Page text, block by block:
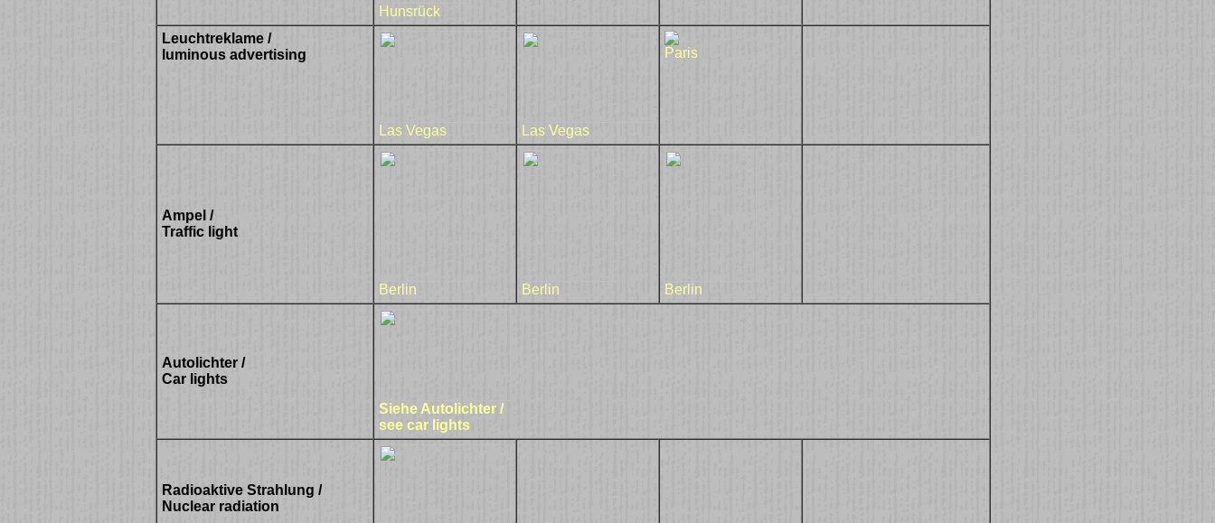
Hunsrück
Leuchtreklame /
luminous advertising
Las Vegas Las Vegas
Paris
Ampel /
Traffic light
Berlin Berlin Berlin
Autolichter /
Car lights
Siehe Autolichter /
see car lights
Radioaktive Strahlung /
Nuclear radiation